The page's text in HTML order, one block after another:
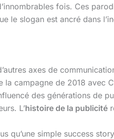
fois. Ces
le slogan est ancré dans
axes de
campagne de 2018 avec
des générations de
L’histoire de la publicité
qu’une simple success